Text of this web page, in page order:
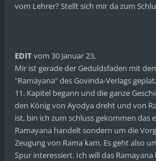
vom Lehrer? Stellt sich mir da zum
EDITvom 30 Januar 23,
Mir ist gerade der Geduldsfaden mit
"Ramayana" des Govinda-Verlags
11. Kapitel begann und die ganze
den König von Ayodya dreht und von
ist, bin ich zum schluss gekommen das
Ramayana handelt sondern um die
Zeugung von Rama kam. Es geht also
Spur interessiert. Ich will das